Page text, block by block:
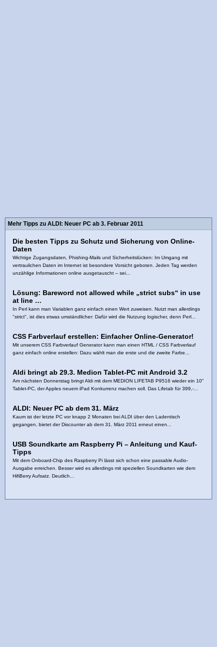
Mehr Tipps zu ALDI: Neuer PC ab 3. Februar 2011
Die besten Tipps zu Schutz und Sicherung von Online-
Daten
Wichtige Zugangsdaten, Phishing-Mails und Sicherheitslücken: Im Umgang mit
vertraulichen Daten im Internet ist besondere Vorsicht geboten. Jeden Tag werden
unzählige Informationen online ausgetauscht – sei...
Lösung: Bareword not allowed while „strict subs“ in use
at line …
In Perl kann man Variablen ganz einfach einen Wert zuweisen. Nutzt man allerdings
"strict", ist dies etwas umständlicher: Dafür wird die Nutzung logischer, denn Perl...
CSS Farbverlauf erstellen: Einfacher Online-Generator!
Mit unserem CSS Farbverlauf Generator kann man einen HTML / CSS Farbverlauf
ganz einfach online erstellen: Dazu wählt man die erste und die zweite Farbe...
Aldi bringt ab 29.3. Medion Tablet-PC mit Android 3.2
Am nächsten Donnerstag bringt Aldi mit dem MEDION LIFETAB P9516 wieder ein 10"
Tablet-PC, der Apples neuem iPad Konkurrenz machen soll. Das Lifetab für 399,-...
ALDI: Neuer PC ab dem 31. März
Kaum ist der letzte PC vor knapp 2 Monaten bei ALDI über den Ladentisch
gegangen, bietet der Discounter ab dem 31. März 2011 erneut einen...
USB Soundkarte am Raspberry Pi – Anleitung und Kauf-
Tipps
Mit dem Onboard-Chip des Raspberry Pi lässt sich schon eine passable Audio-
Ausgabe erreichen. Besser wird es allerdings mit speziellen Soundkarten wie dem
HifiBerry Aufsatz. Deutlich...